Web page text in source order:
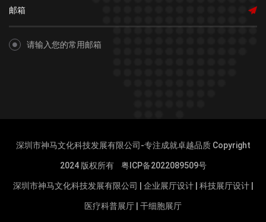
请输入您的常用邮箱
深圳市神马文化科技发展有限公司-专注成就卓越品质 Copyright
2024 版权所有 粤ICP备2022089509号
深圳市神马文化科技发展有限公司 企业展厅设计| 科技展厅设计|
医疗科普展厅 干细胞展厅